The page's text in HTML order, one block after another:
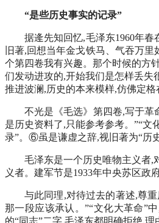
“是些历史事实的记录”
据逄先知回忆,毛泽东1960年
旧著,回想当年金戈铁马、气吞万
个第四卷我有兴趣。那个时候的方
们发动进攻的,开始我们是怎样丢
推进波澜,历史的本来模样,仿佛定格
不光是《毛选》第四卷,写于革
是历史资料了,只能参考参考。”“
录”。⑥虽是谦虚之辞,视旧著为“历
毛泽东是一个历史唯物主义者,
义者。建军节是1933年中央苏区政
与此同理,对待过去的著述,尊
那一段应该承认。”“文化大革命”
的“同志”二字,毛泽东都明确拒绝,